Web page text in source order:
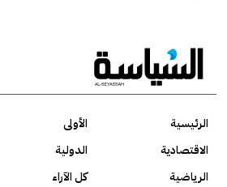
الرئيسية الأولى
الاقتصادية
الدولية
الرياضية
كل الآراء